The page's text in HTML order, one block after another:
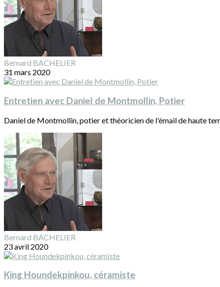
Bernard BACHELIER
31 mars 2020
Entretien avec Daniel de Montmollin, Potier
Daniel de Montmollin, potier et théoricien de l'émail de haute
Bernard BACHELIER
23 avril 2020
King Houndekpinkou, céramiste